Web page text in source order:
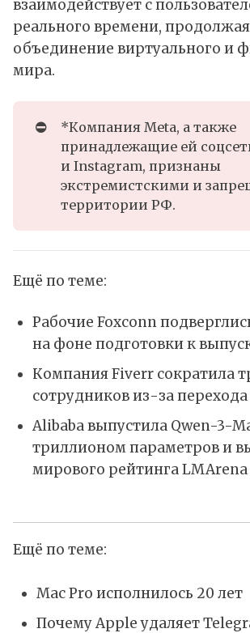
взаимодействует с
реального времени, продолжая
объединение виртуального и
мира.
⛔
*Компания Meta, а также
принадлежащие ей
и Instagram, признаны
экстремистскими и
территории РФ.
Ещё по теме:
Рабочие Foxconn
на фоне подготовки к
Компания Fiverr сократила
сотрудников из-за
Alibaba выпустила Qwen-3-
триллионом параметров и
мирового рейтинга LMArena
Ещё по теме:
Mac Pro исполнилось 20 лет
Почему Apple удаляет